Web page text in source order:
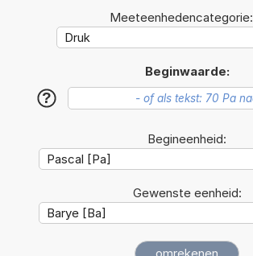
Meeteenhedencategorie:
Beginwaarde:
?
Begineenheid:
Gewenste eenheid: